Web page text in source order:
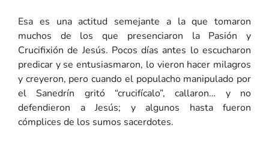
Esa es una actitud semejante a la que tomaron
muchos de los que presenciaron la Pasión y
Crucifixión de Jesús. Pocos días antes lo escucharon
predicar y se entusiasmaron, lo vieron hacer milagros
y creyeron, pero cuando el populacho manipulado por
el Sanedrín gritó “crucifícalo”, callaron… y no
defendieron a Jesús; y algunos hasta fueron
cómplices de los sumos sacerdotes.